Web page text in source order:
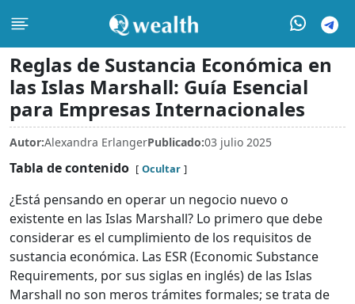
Reglas de Sustancia Económica en
las Islas Marshall: Guía Esencial
para Empresas Internacionales
Autor:Alexandra ErlangerPublicado:03 julio 2025
Tabla de contenido Ocultar
¿Está pensando en operar un negocio nuevo o
existente en las Islas Marshall? Lo primero que debe
considerar es el cumplimiento de los requisitos de
sustancia económica. Las ESR (Economic Substance
Requirements, por sus siglas en inglés) de las Islas
Marshall no son meros trámites formales; se trata de